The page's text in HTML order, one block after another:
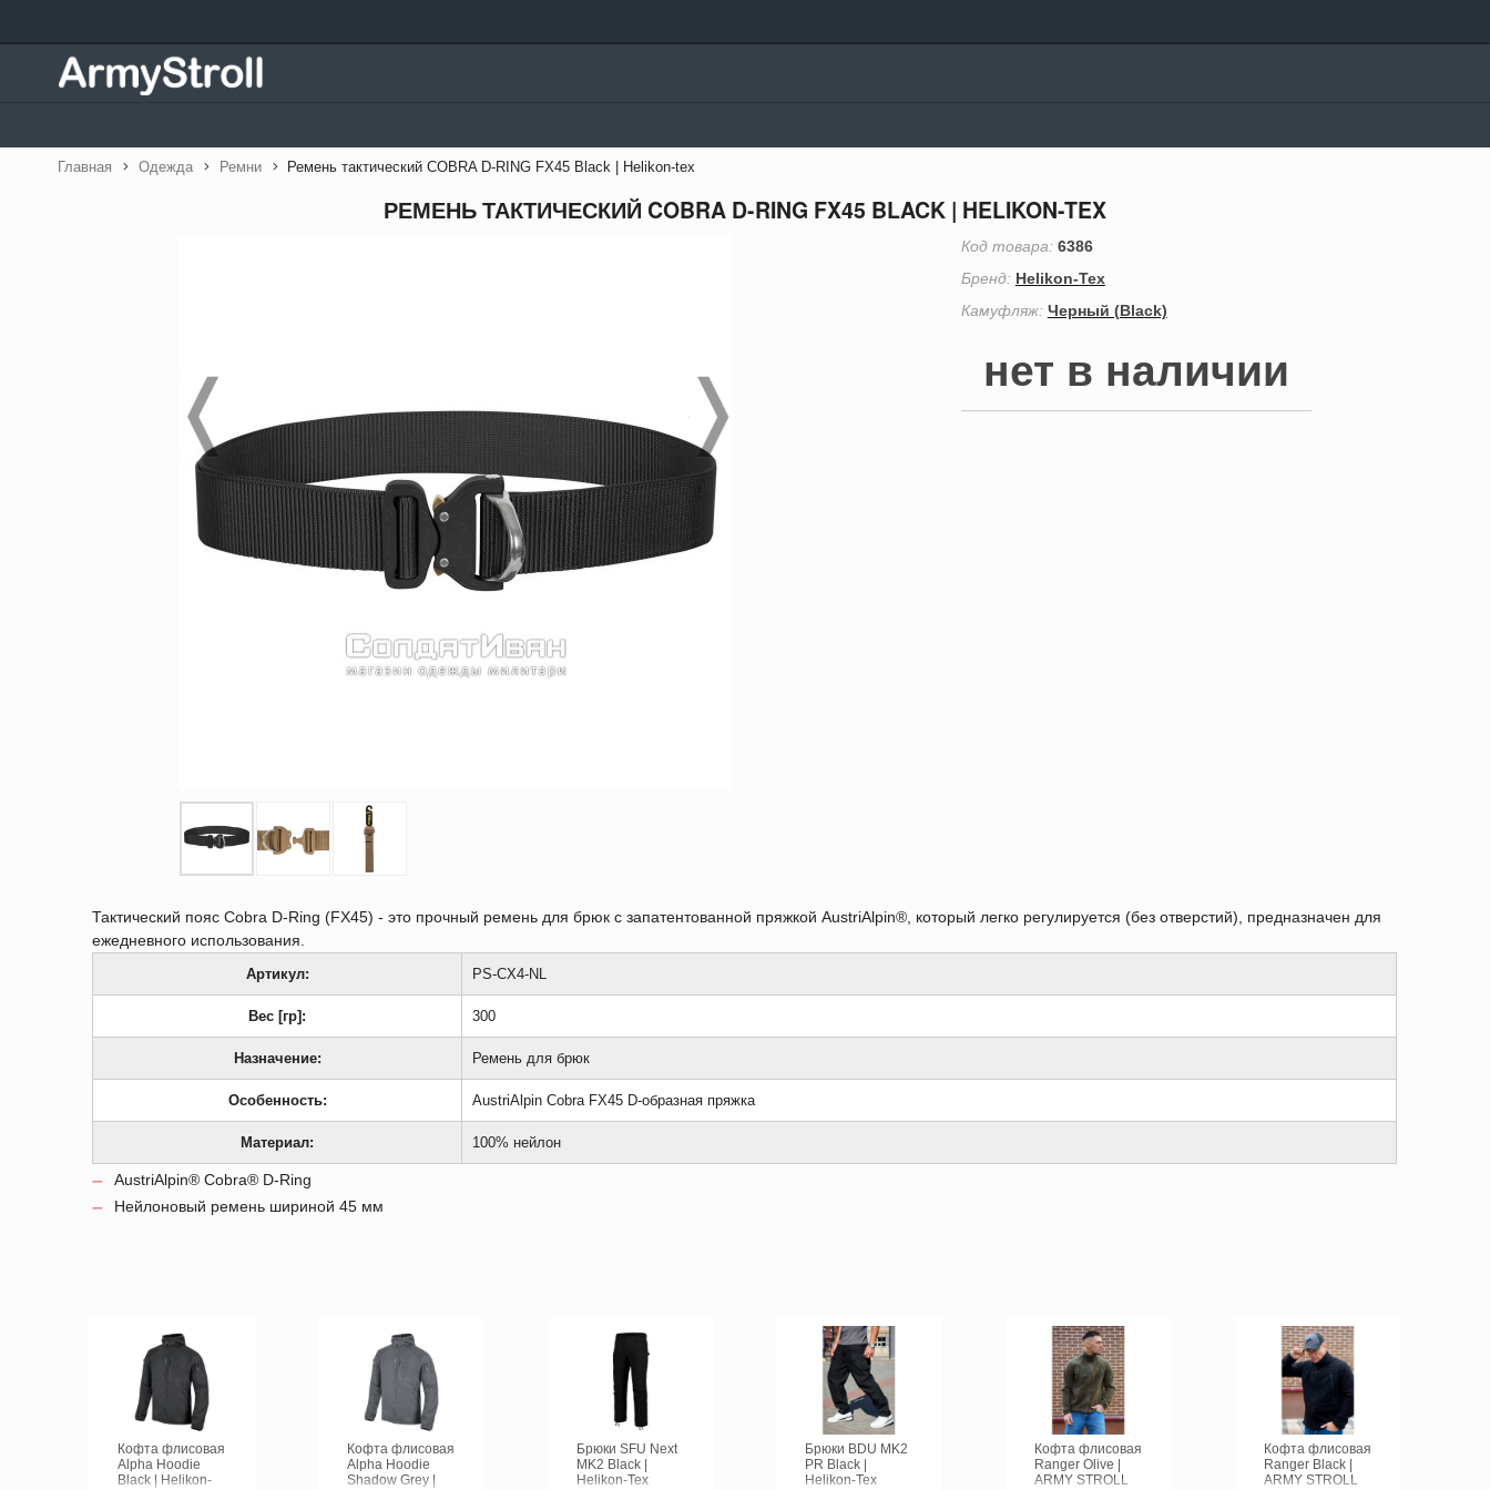
Главная Одежда Ремни Ремень тактический COBRA D-RING FX45 Black | Helikon-tex
РЕМЕНЬ ТАКТИЧЕСКИЙ COBRA D-RING FX45 BLACK | HELIKON-TEX
Код товара: 6386
Бренд: Helikon-Tex
Камуфляж: Черный (Black)
нет в наличии
Тактический пояс Cobra D-Ring (FX45) - это прочный ремень для брюк с запатентованной пряжкой AustriAlpin®, который легко регулируется (без отверстий), предназначен для
ежедневного использования.
Артикул: PS-CX4-NL
Вес [гр]: 300
Назначение: Ремень для брюк
Особенность: AustriAlpin Cobra FX45 D-образная пряжка
Материал: 100% нейлон
AustriAlpin® Cobra® D-Ring
Нейлоновый ремень шириной 45 мм
Кофта флисовая
Alpha Hoodie
Black | Helikon-
Кофта флисовая
Alpha Hoodie
Shadow Grey |
Брюки SFU Next
MK2 Black |
Helikon-Tex
Брюки BDU MK2
PR Black |
Helikon-Tex
Кофта флисовая
Ranger Olive |
ARMY STROLL
Кофта флисовая
Ranger Black |
ARMY STROLL